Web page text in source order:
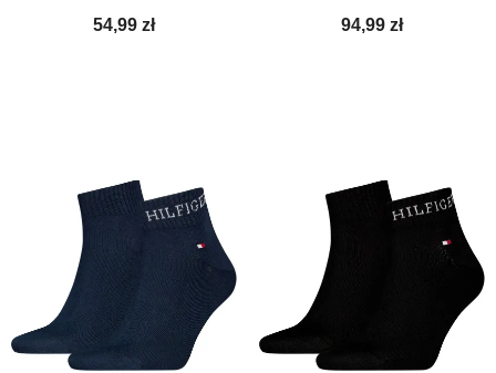
Cena
54,99 zł Cena
94,99 zł